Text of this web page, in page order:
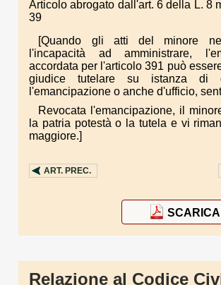
Articolo abrogato dall'art. 6 della L. 8
39
[Quando gli atti del minore ne
l'incapacità ad amministrare,
accordata per l'articolo 391 può
giudice tutelare su istanza di
l'emancipazione o anche d'ufficio,
Revocata l'emancipazione, il
la patria potestà o la tutela e vi
maggiore.]
ART. PREC.
Relazione al Codice